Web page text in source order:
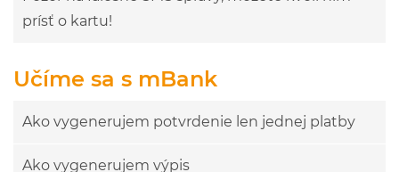
prísť o kartu!
Učíme sa s mBank
Ako vygenerujem potvrdenie len jednej platby
Ako vygenerujem výpis